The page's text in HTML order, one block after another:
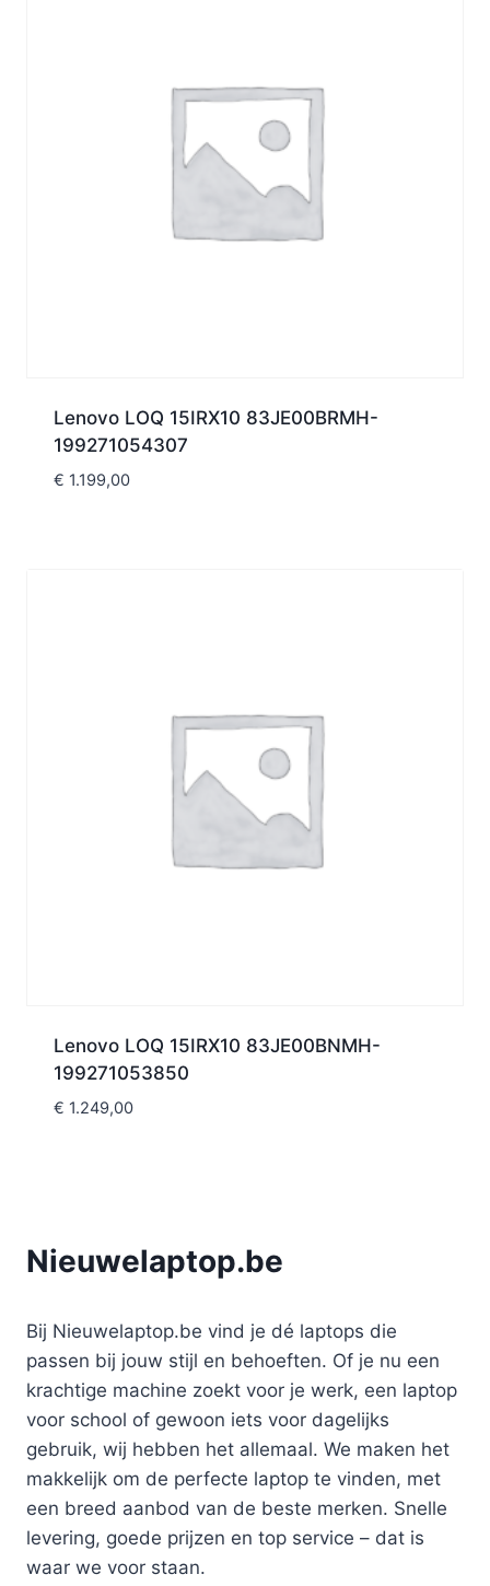
Lenovo LOQ 15IRX10 83JE00BRMH-
199271054307
€ 1.199,00
Lenovo LOQ 15IRX10 83JE00BNMH-
199271053850
€ 1.249,00
Nieuwelaptop.be
Bij Nieuwelaptop.be vind je dé laptops die
passen bij jouw stijl en behoeften. Of je nu een
krachtige machine zoekt voor je werk, een laptop
voor school of gewoon iets voor dagelijks
gebruik, wij hebben het allemaal. We maken het
makkelijk om de perfecte laptop te vinden, met
een breed aanbod van de beste merken. Snelle
levering, goede prijzen en top service – dat is
waar we voor staan.